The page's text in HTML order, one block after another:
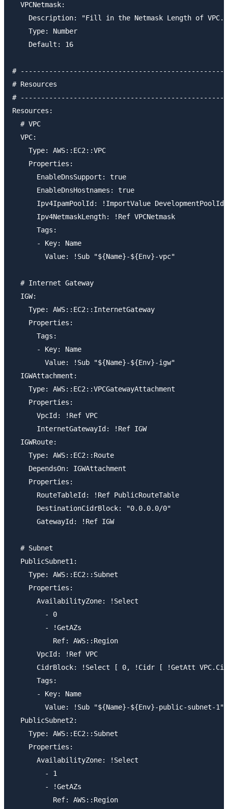
  VPCNetmask:
    Description: "Fill in the Netmask Length of VPC."
    Type: Number
    Default: 16
#
# Resources
#
Resources:
  # VPC
  VPC:
    Type: AWS::EC2::VPC
    Properties:
      EnableDnsSupport: true
      EnableDnsHostnames: true
      Ipv4IpamPoolId: !ImportValue DevelopmentPoolId
      Ipv4NetmaskLength: !Ref VPCNetmask
      Tags:
      - Key: Name
        Value: !Sub "${Name}-${Env}-vpc"
  # Internet Gateway
  IGW:
    Type: AWS::EC2::InternetGateway
    Properties:
      Tags:
      - Key: Name
        Value: !Sub "${Name}-${Env}-igw"
  IGWAttachment:
    Type: AWS::EC2::VPCGatewayAttachment
    Properties:
      VpcId: !Ref VPC
      InternetGatewayId: !Ref IGW
  IGWRoute:
    Type: AWS::EC2::Route
    DependsOn: IGWAttachment
    Properties:
      RouteTableId: !Ref PublicRouteTable
      DestinationCidrBlock: "0.0.0.0/0"
      GatewayId: !Ref IGW
  # Subnet
  PublicSubnet1:
    Type: AWS::EC2::Subnet
    Properties:
      AvailabilityZone: !Select
        - 0
        - !GetAZs
          Ref: AWS::Region
      VpcId: !Ref VPC
CidrBlock: !Select [ 0, !Cidr [ !GetAtt
      Tags:
      - Key: Name
        Value: !Sub "${Name}-${Env}-public-subnet-1"
  PublicSubnet2:
    Type: AWS::EC2::Subnet
    Properties:
      AvailabilityZone: !Select
        - 1
        - !GetAZs
          Ref: AWS::Region